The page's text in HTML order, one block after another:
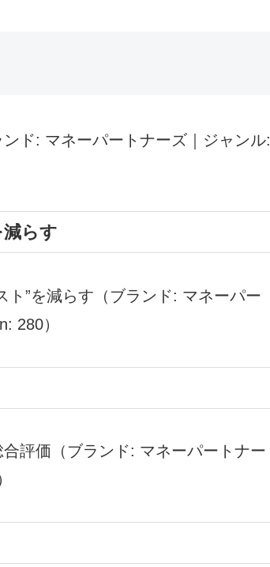
ド: マネーパートナーズ｜ジャンル:
らす
ト”を減らす（ブランド: マネーパー
280）
評価（ブランド: マネーパートナー